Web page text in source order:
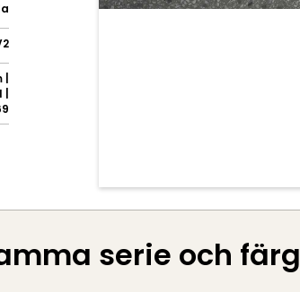
serie och färg